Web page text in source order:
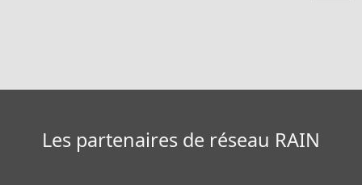
Les partenaires de réseau RAIN